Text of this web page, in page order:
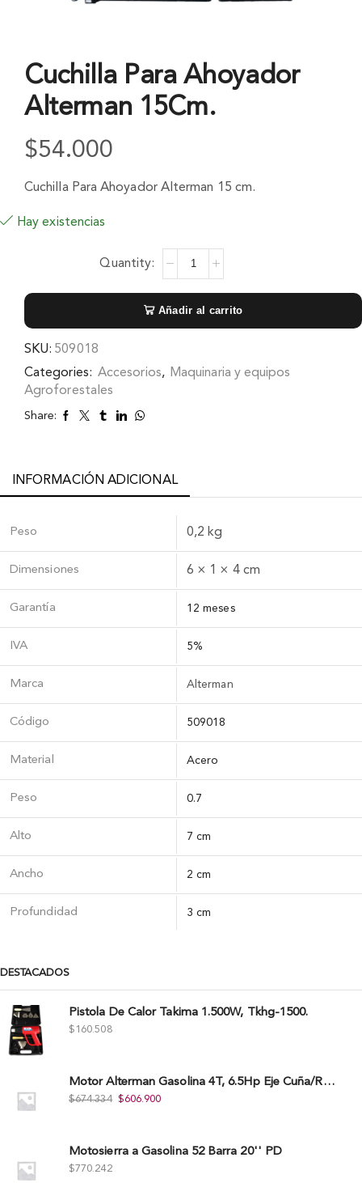
Cuchilla Para Ahoyador
Alterman 15Cm.
$54.000
Cuchilla Para Ahoyador Alterman 15 cm.
Hay existencias
Añadir al carrito
SKU: 509018
Categories: Accesorios, Maquinaria y equipos
Agroforestales
Share:
INFORMACIÓN ADICIONAL
Peso 0,2 kg
Dimensiones 6 × 1 × 4 cm
Garantía 12 meses
IVA 5%
Marca Alterman
Código 509018
Material Acero
Peso 0.7
Alto 7 cm
Ancho 2 cm
Profundidad 3 cm
DESTACADOS
Pistola De Calor Takima 1.500W, Tkhg-1500.
$ 160.508
Motor Alterman Gasolina 4T, 6.5Hp Eje Cuña/Rosca 3/4", Xge65K.
$674.334 $606.900
Motosierra a Gasolina 52 Barra 20'' PD
$770.242